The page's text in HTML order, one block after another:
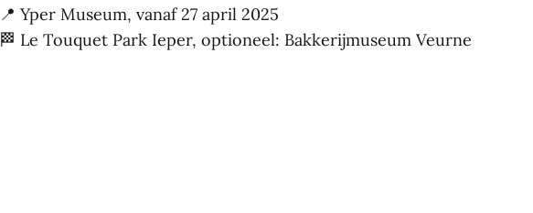
📍 Yper Museum, vanaf 27 april 2025
🏁 Le Touquet Park Ieper, optioneel: Bakkerijmuseum Veurne